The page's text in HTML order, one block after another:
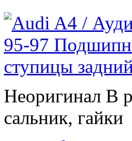
Неоригинал В
сальник, гайки